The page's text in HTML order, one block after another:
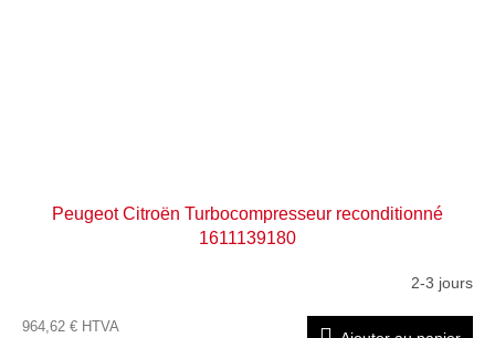
Peugeot Citroën Turbocompresseur reconditionné
1611139180
2-3 jours
964,62 € HTVA